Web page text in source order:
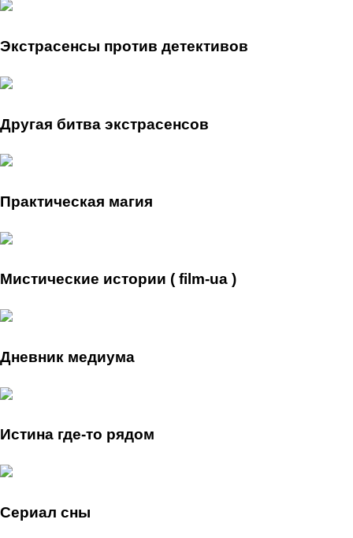
Экстрасенсы против детективов
Другая битва экстрасенсов
Практическая магия
Мистические истории ( film-ua )
Дневник медиума
Истина где-то рядом
Сериал сны